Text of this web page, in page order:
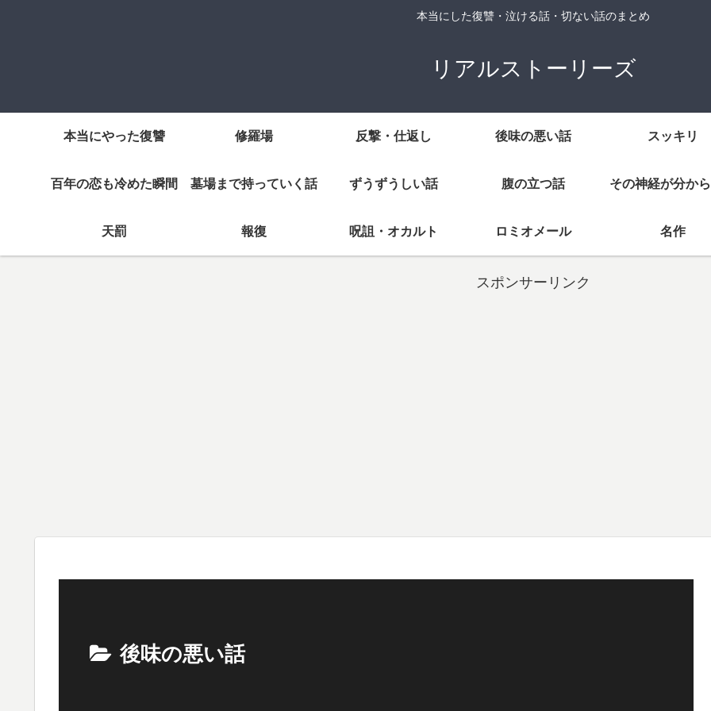
本当にした復讐・泣ける話・切ない話のまとめ
リアルストーリーズ
本当にやった復讐 修羅場 反撃・仕返し 後味の悪い話 スッキリ
百年の恋も冷めた瞬間 墓場まで持っていく話 ずうずうしい話 腹の立つ話 その神経が分から
天罰 報復 呪詛・オカルト ロミオメール 名作
スポンサーリンク
後味の悪い話